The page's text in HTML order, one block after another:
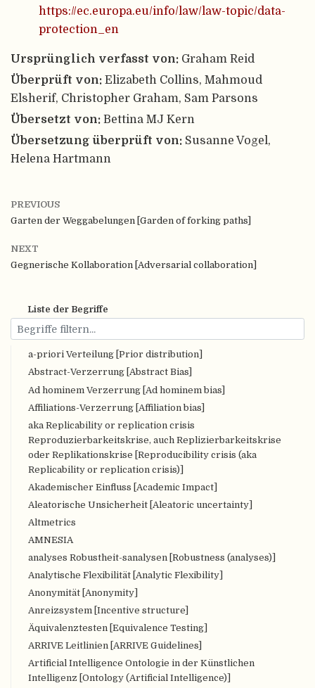
Liste der Begriffe
a-priori Verteilung [Prior distribution]
Abstract-Verzerrung [Abstract Bias]
Ad hominem Verzerrung [Ad hominem bias]
Affiliations-Verzerrung [Affiliation bias]
aka Replicability or replication crisis
Reproduzierbarkeitskrise, auch Replizierbarkeitskrise
oder Replikationskrise [Reproducibility crisis (aka
Replicability or replication crisis)]
Akademischer Einfluss [Academic Impact]
Aleatorische Unsicherheit [Aleatoric uncertainty]
Altmetrics
AMNESIA
analyses Robustheit-sanalysen [Robustness (analyses)]
Analytische Flexibilität [Analytic Flexibility]
Anonymität [Anonymity]
Anreizsystem [Incentive structure]
Äquivalenztesten [Equivalence Testing]
ARRIVE Leitlinien [ARRIVE Guidelines]
Artificial Intelligence Ontologie in der Künstlichen
Intelligenz [Ontology (Artificial Intelligence)]
https://ec.europa.eu/info/law/law-topic/data-
protection_en
Ursprünglich verfasst von: Graham Reid
Überprüft von: Elizabeth Collins, Mahmoud
Elsherif, Christopher Graham, Sam Parsons
Übersetzt von: Bettina MJ Kern
Übersetzung überprüft von: Susanne Vogel,
Helena Hartmann
PREVIOUS
Garten der Weggabelungen [Garden of forking paths]
NEXT
Gegnerische Kollaboration [Adversarial collaboration]